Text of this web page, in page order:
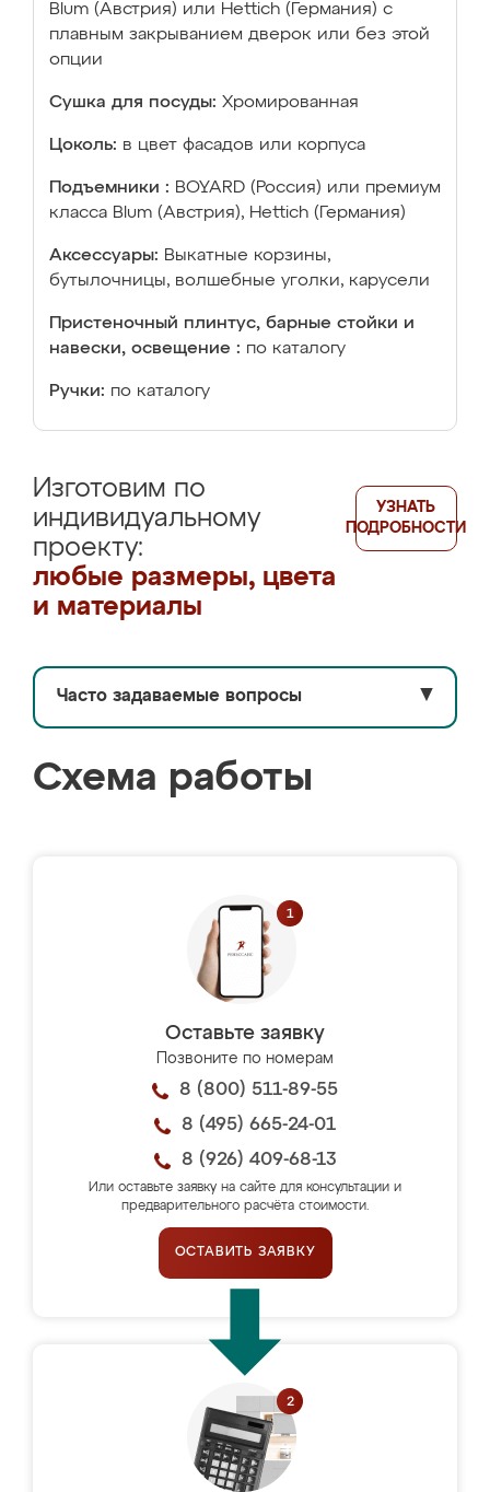
Blum (Австрия) или Hettich (Германия) с
плавным закрыванием дверок или без этой
опции
Сушка для посуды: Хромированная
Цоколь: в цвет фасадов или корпуса
Подъемники : BOYARD (Россия) или премиум
класса Blum (Австрия), Hettich (Германия)
Аксессуары: Выкатные корзины,
бутылочницы, волшебные уголки, карусели
Пристеночный плинтус, барные стойки и
навески, освещение : по каталогу
Ручки: по каталогу
Изготовим по
индивидуальному
проекту:
любые размеры, цвета
и материалы
УЗНАТЬ
ПОДРОБНОСТИ
Часто задаваемые вопросы ▼
Схема работы
Оставьте заявку
Позвоните по номерам
8 (800) 511-89-55
8 (495) 665-24-01
8 (926) 409-68-13
Или оставьте заявку на сайте для консультации и
предварительного расчёта стоимости.
ОСТАВИТЬ ЗАЯВКУ